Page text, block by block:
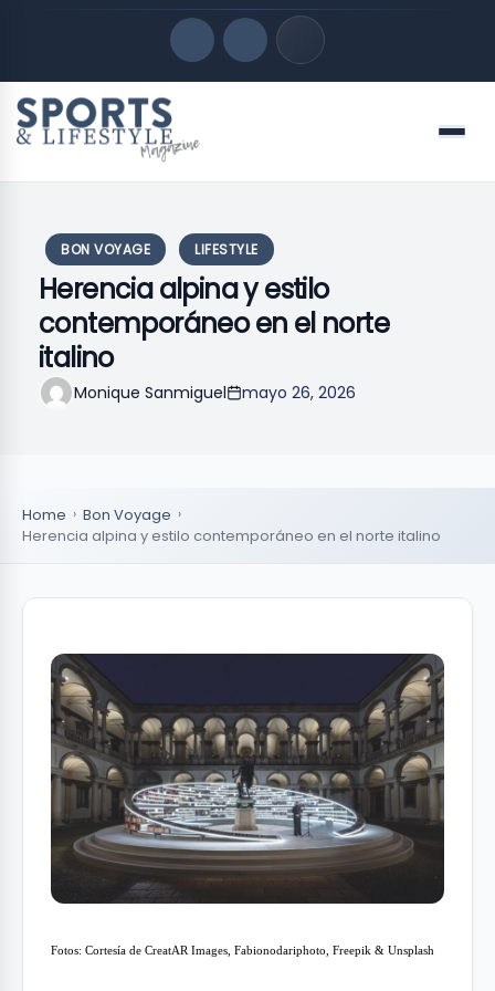
Quick Links
FOLLOW US
Menu
BON VOYAGE LIFESTYLE
Herencia alpina y estilo
contemporáneo en el norte
italino
Monique Sanmiguel mayo 26, 2026
Home
Bon Voyage
Herencia alpina y estilo contemporáneo en el norte italino
Fotos: Cortesía de CreatAR Images, Fabionodariphoto, Freepik & Unsplash